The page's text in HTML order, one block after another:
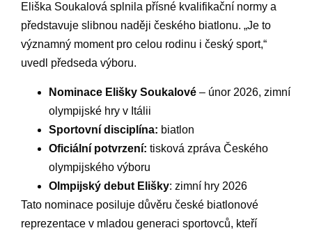
Eliška Soukalová splnila přísné kvalifikační normy a
představuje slibnou naději českého biatlonu. „Je to
významný moment pro celou rodinu i český sport,“
uvedl předseda výboru.
Nominace Elišky Soukalové – únor 2026, zimní
olympijské hry v Itálii
Sportovní disciplína: biatlon
Oficiální potvrzení: tisková zpráva Českého
olympijského výboru
Olmpijský debut Elišky: zimní hry 2026
Tato nominace posiluje důvěru české biatlonové
reprezentace v mladou generaci sportovců, kteří